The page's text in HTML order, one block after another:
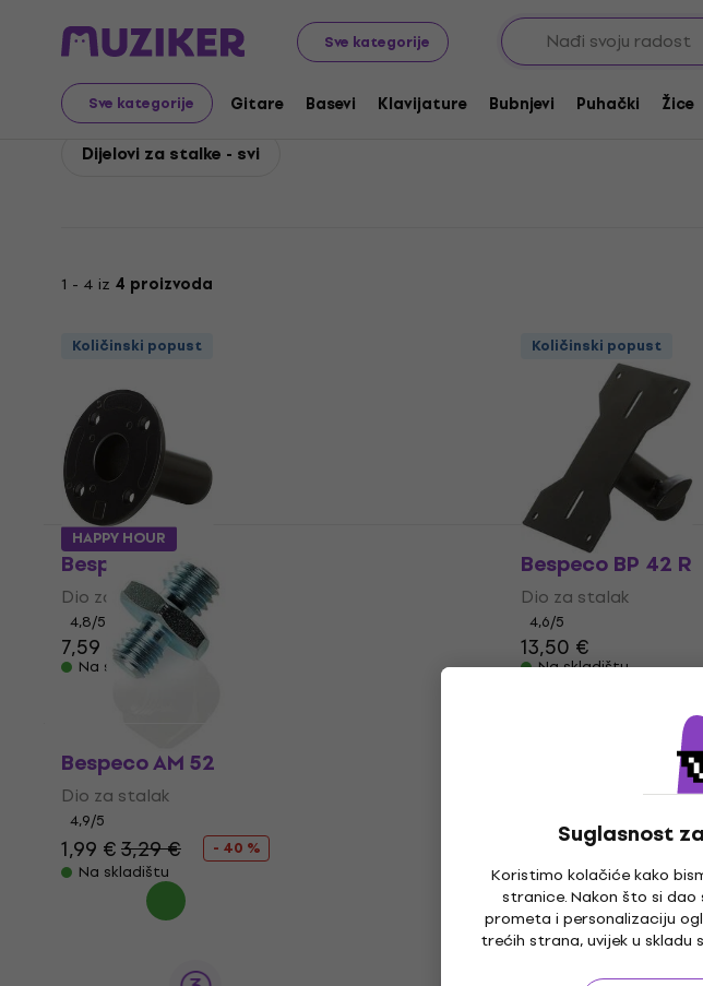
Sve kategorije
Sve kategorije Gitare Basevi Klavijature Bubnjevi Puhački Žice
Suglasnost
Koristimo kolačiće kako
stranice. Nakon što si dao
prometa i personalizaciju
trećih strana, uvijek u skladu
Bespeco PA Zvučnici Stalci za zvučnike Bespeco Dijelovi za stalke
Bespeco Dijelovi za stalke
Dijelovi za stalke - svi
1 - 4 iz 4 proizvoda
Količinski popust
Bespeco BP 42
Dio za stalak
4,8/5
7,59 €
Na skladištu
Količinski popust
Bespeco BP 42 R
Dio za stalak
4,6/5
13,50 €
Na skladištu
HAPPY HOUR
Bespeco AM 52
Dio za stalak
4,9/5
1,99 €3,29 €
- 40 %
Na skladištu